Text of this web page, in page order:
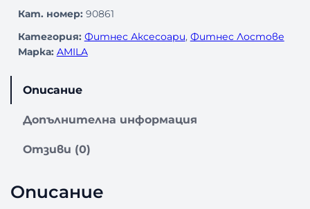
л
ч
е
т
е
Кат. номер: 90861
Категория: Фитнес Аксесоари, Фитнес Лостове
Марка: AMILA
Описание
Допълнителна информация
Отзиви (0)
Описание